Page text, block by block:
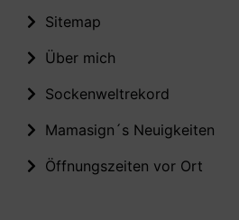
Sitemap
Über mich
Sockenweltrekord
Mamasign´s Neuigkeiten
Öffnungszeiten vor Ort